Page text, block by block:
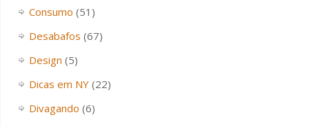
Consumo (51)
Desabafos (67)
Design (5)
Dicas em NY(22)
Divagando (6)